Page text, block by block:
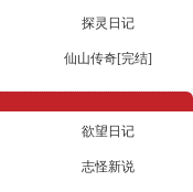
探灵日记
仙山传奇[完结]
欲望日记
志怪新说